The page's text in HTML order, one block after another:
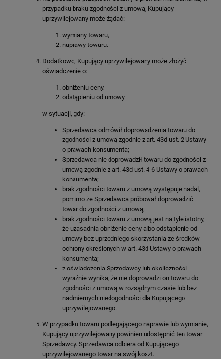
przypadku braku zgodności z umową, Kupujący
uprzywilejowany może żądać:
wymiany towaru,
naprawy towaru.
Dodatkowo, Kupujący uprzywilejowany może złożyć
oświadczenie o:
obniżeniu ceny,
odstąpieniu od umowy
w sytuacji, gdy:
Sprzedawca odmówił doprowadzenia towaru do
zgodności z umową zgodnie z art. 43d ust. 2 Ustawy
o prawach konsumenta;
Sprzedawca nie doprowadził towaru do zgodności z
umową zgodnie z art. 43d ust. 4-6 Ustawy o prawach
konsumenta;
brak zgodności towaru z umową występuje nadal,
pomimo że Sprzedawca próbował doprowadzić
towar do zgodności z umową;
brak zgodności towaru z umową jest na tyle istotny,
że uzasadnia obniżenie ceny albo odstąpienie od
umowy bez uprzedniego skorzystania ze środków
ochrony określonych w art. 43d Ustawy o prawach
konsumenta;
z oświadczenia Sprzedawcy lub okoliczności
wyraźnie wynika, że nie doprowadzi on towaru do
zgodności z umową w rozsądnym czasie lub bez
nadmiernych niedogodności dla Kupującego
uprzywilejowanego.
W przypadku towaru podlegającego naprawie lub wymianie,
Kupujący uprzywilejowany powinien udostępnić ten towar
Sprzedawcy. Sprzedawca odbiera od Kupującego
uprzywilejowanego towar na swój koszt.